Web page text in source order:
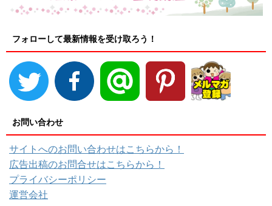
フォローして最新情報を受け取ろう！
お問い合わせ
サイトへのお問い合わせはこちらから！
広告出稿のお問合せはこちらから！
プライバシーポリシー
運営会社